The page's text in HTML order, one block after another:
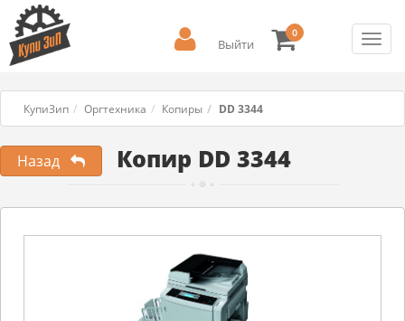
Выйти
0
КупиЗип Оргтехника Копиры DD 3344
Копир DD 3344
Назад